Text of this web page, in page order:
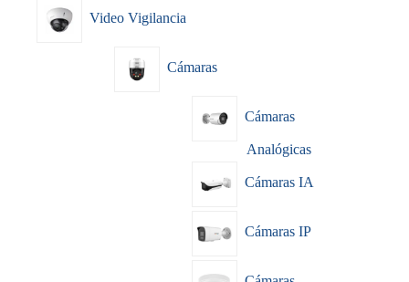
Video Vigilancia
Cámaras
Cámaras
Analógicas
Cámaras IA
Cámaras IP